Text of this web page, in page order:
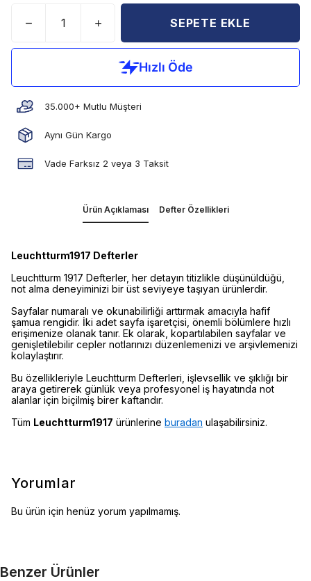
SEPETE EKLE
35.000+ Mutlu Müşteri
Aynı Gün Kargo
Vade Farksız 2 veya 3 Taksit
Ürün Açıklaması Defter Özellikleri
Leuchtturm1917 Defterler
Leuchtturm 1917 Defterler, her detayın titizlikle düşünüldüğü,
not alma deneyiminizi bir üst seviyeye taşıyan ürünlerdir.
Sayfalar numaralı ve okunabilirliği arttırmak amacıyla hafif
şamua rengidir. İki adet sayfa işaretçisi, önemli bölümlere hızlı
erişimenize olanak tanır. Ek olarak, kopartılabilen sayfalar ve
genişletilebilir cepler notlarınızı düzenlemenizi ve arşivlemenizi
kolaylaştırır.
Bu özellikleriyle Leuchtturm Defterleri, işlevsellik ve şıklığı bir
araya getirerek günlük veya profesyonel iş hayatında not
alanlar için biçilmiş birer kaftandır.
Tüm Leuchtturm1917 ürünlerine buradan ulaşabilirsiniz.
Yorumlar
Bu ürün için henüz yorum yapılmamış.
Benzer Ürünler